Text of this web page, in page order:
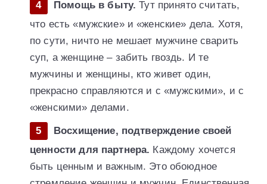
Помощь в быту. Тут принято считать,
что есть «мужские» и «женские» дела. Хотя,
по сути, ничто не мешает мужчине сварить
суп, а женщине – забить гвоздь. И те
мужчины и женщины, кто живет один,
прекрасно справляются и с «мужскими», и с
«женскими» делами.
Восхищение, подтверждение своей
ценности для партнера. Каждому хочется
быть ценным и важным. Это обоюдное